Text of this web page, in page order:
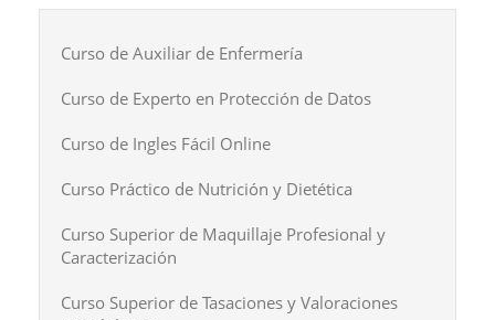
Curso de Auxiliar de Enfermería
Curso de Experto en Protección de Datos
Curso de Ingles Fácil Online
Curso Práctico de Nutrición y Dietética
Curso Superior de Maquillaje Profesional y
Caracterización
Curso Superior de Tasaciones y Valoraciones